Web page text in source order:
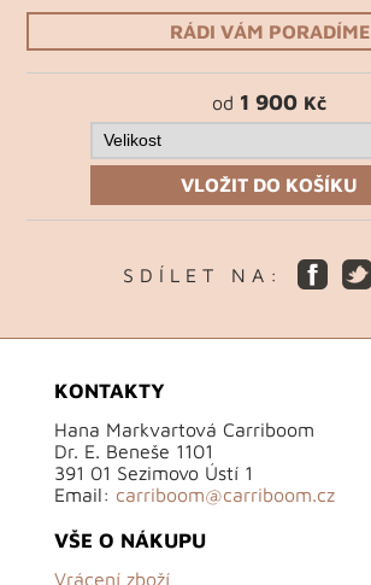
RÁDI VÁM PORADÍME
od 1 900 Kč
VLOŽIT DO KOŠÍKU
S D Í L E T N A :
KONTAKTY
Hana Markvartová Carriboom
Dr. E. Beneše 1101
391 01 Sezimovo Ústí 1
Email: carriboom@carriboom.cz
VŠE O NÁKUPU
Vrácení zboží